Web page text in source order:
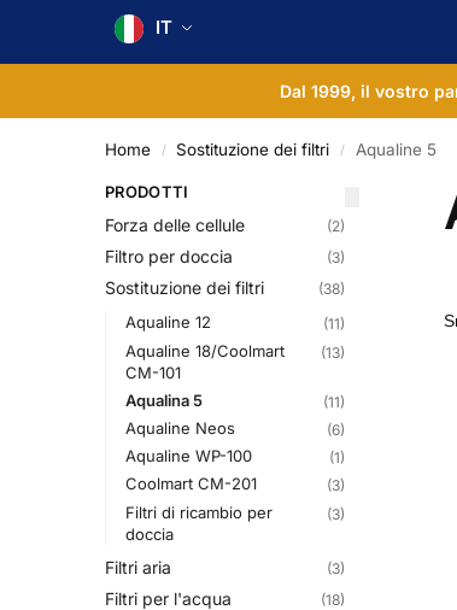
IT
Dal 1999, il vostro
Home / Sostituzione dei filtri / Aqualine 5
PRODOTTI
Forza delle cellule (2)
Filtro per doccia (3)
Sostituzione dei filtri (38)
Aqualine 12 (11)
Aqualine 18/Coolmart
CM-101
(13)
Aqualina 5 (11)
Aqualine Neos (6)
Aqualine WP-100 (1)
Coolmart CM-201 (3)
Filtri di ricambio per
doccia
(3)
Filtri aria (3)
Filtri per l'acqua (18)